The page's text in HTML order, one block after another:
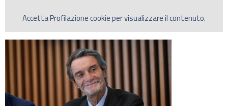
AccettaProfilazionecookie per visualizzare il contenuto.